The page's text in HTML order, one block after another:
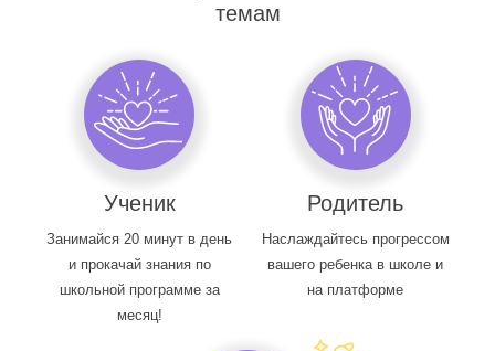
темам
Ученик
Занимайся 20 минут в день
и прокачай знания по
школьной программе за
месяц!
Родитель
Наслаждайтесь прогрессом
вашего ребенка в школе и
на платформе